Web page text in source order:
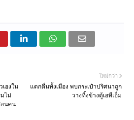
ใหม่กว่า
แตกตื่นทั้งเมือง พบกระเป๋าปริศนาถูก
วางทิ้งข้างตู้เอทีเอ็ม
เองใน
ไม่
อนคน